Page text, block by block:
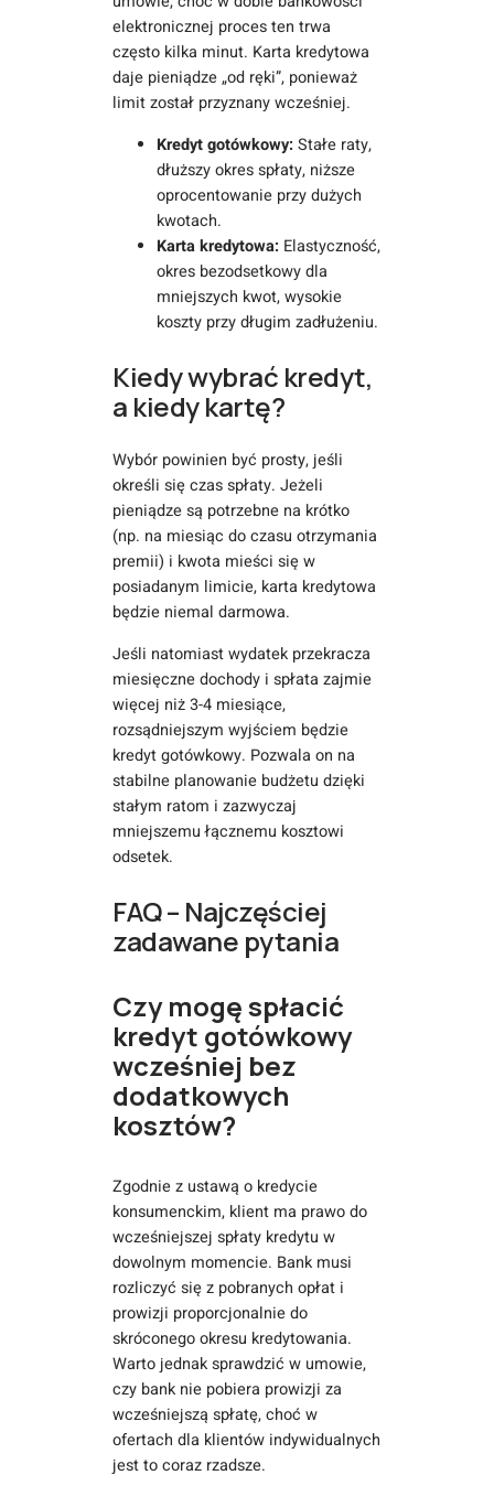
elektronicznej proces ten trwa
często kilka minut. Karta kredytowa
daje pieniądze „od ręki”, ponieważ
limit został przyznany wcześniej.
Kredyt gotówkowy: Stałe raty,
dłuższy okres spłaty, niższe
oprocentowanie przy dużych
kwotach.
Karta kredytowa: Elastyczność,
okres bezodsetkowy dla
mniejszych kwot, wysokie
koszty przy długim zadłużeniu.
Kiedy wybrać kredyt,
a kiedy kartę?
Wybór powinien być prosty, jeśli
określi się czas spłaty. Jeżeli
pieniądze są potrzebne na krótko
(np. na miesiąc do czasu otrzymania
premii) i kwota mieści się w
posiadanym limicie, karta kredytowa
będzie niemal darmowa.
Jeśli natomiast wydatek przekracza
miesięczne dochody i spłata zajmie
więcej niż 3-4 miesiące,
rozsądniejszym wyjściem będzie
kredyt gotówkowy. Pozwala on na
stabilne planowanie budżetu dzięki
stałym ratom i zazwyczaj
mniejszemu łącznemu kosztowi
odsetek.
FAQ – Najczęściej
zadawane pytania
Czy mogę spłacić
kredyt gotówkowy
wcześniej bez
dodatkowych
kosztów?
Zgodnie z ustawą o kredycie
konsumenckim, klient ma prawo do
wcześniejszej spłaty kredytu w
dowolnym momencie. Bank musi
rozliczyć się z pobranych opłat i
prowizji proporcjonalnie do
skróconego okresu kredytowania.
Warto jednak sprawdzić w umowie,
czy bank nie pobiera prowizji za
wcześniejszą spłatę, choć w
ofertach dla klientów indywidualnych
jest to coraz rzadsze.